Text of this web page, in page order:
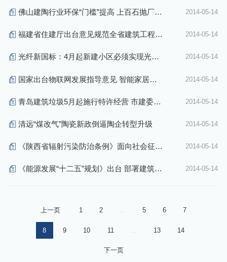

佛山建陶行业环保“门槛”提高 上百石抛厂生
2014-05-14

福建省住建厅出台意见规范全省建筑工程施
2014-05-14

光纤新国标：4月起新建小区必须实现光纤
2014-05-14

国家出台物联网发展指导意见 智能家居借
2014-05-14

青岛建筑垃圾5月起施行特许经营 市建委发
2014-05-14
 清远“煤改气”陶瓷新政倒逼陶企转型升级 2014-05-14

《陕西省辐射污染防治条例》面向社会征求
2014-05-14

《能源发展“十二五”规划》出台 部署建筑节
2014-05-14
上一页 1 2 ... 5 6 7
8 9 10 11 13 14
下一页